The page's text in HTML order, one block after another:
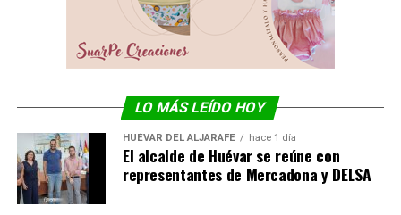
LO MÁS LEÍDO HOY
HUÉVAR DEL ALJARAFE hace 1 día
El alcalde de Huévar se reúne con
representantes de Mercadona y DELSA